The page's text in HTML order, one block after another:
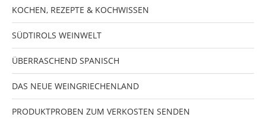
KOCHEN, REZEPTE & KOCHWISSEN
SÜDTIROLS WEINWELT
ÜBERRASCHEND SPANISCH
DAS NEUE WEINGRIECHENLAND
PRODUKTPROBEN ZUM VERKOSTEN SENDEN